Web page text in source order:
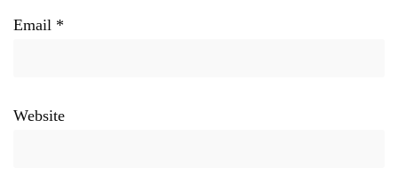
Email *
Website